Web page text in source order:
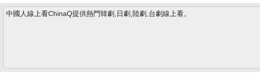
中國人線上看ChinaQ提供熱門韓劇,日劇,陸劇,台劇線上看。